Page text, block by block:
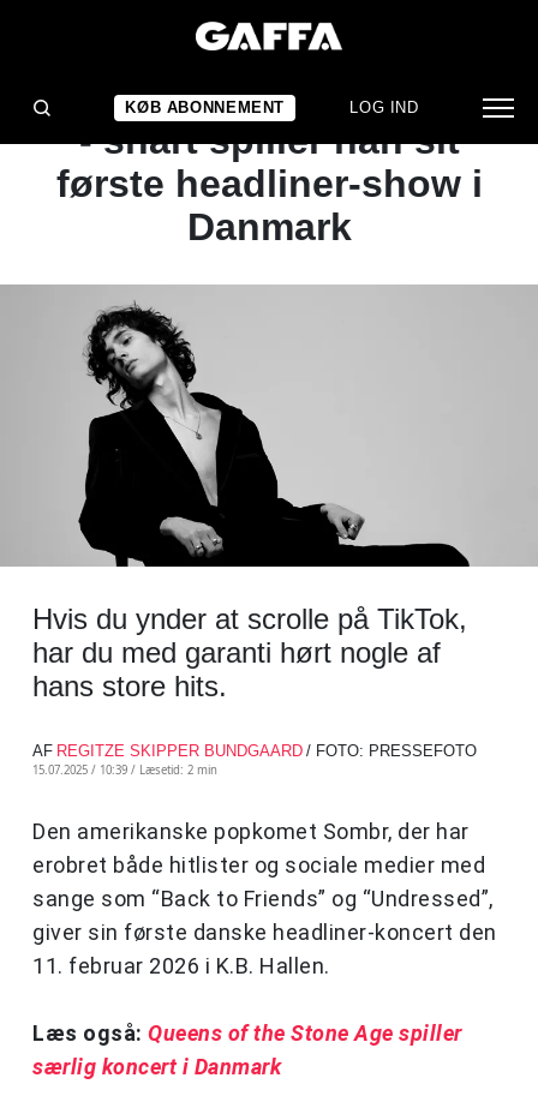
KØB ABONNEMENT LOG IND
NYHED
Han hitter stort på TikTok
- snart spiller han sit
første headliner-show i
Danmark
Hvis du ynder at scrolle på TikTok,
har du med garanti hørt nogle af
hans store hits.
AF REGITZE SKIPPER BUNDGAARD / FOTO: PRESSEFOTO
15.07.2025 / 10:39 / Læsetid: 2 min
Den amerikanske popkomet Sombr, der har
erobret både hitlister og sociale medier med
sange som “Back to Friends” og “Undressed”,
giver sin første danske headliner-koncert den
11. februar 2026 i K.B. Hallen.
Læs også: Queens of the Stone Age spiller
særlig koncert i Danmark